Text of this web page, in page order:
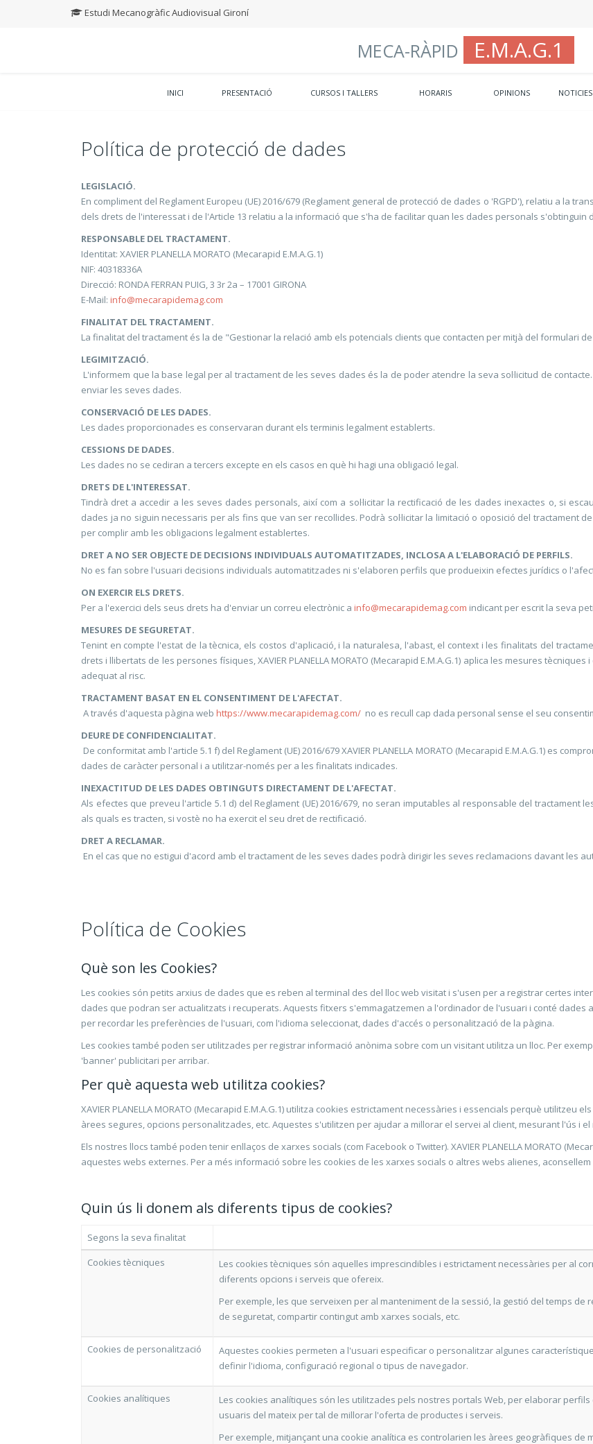
Estudi Mecanogràfic Audiovisual Gironí
MECA-RÀPID E.M.A.G.1
INICI PRESENTACIÓ CURSOS I TALLERS HORARIS OPINIONS NOTICIES
Política de protecció de dades
LEGISLACIÓ.
En compliment del Reglament Europeu (UE) 2016/679 (Reglament general de protecció de dades o 'RGPD'), relatiu a la
dels drets de l'interessat i de l'Article 13 relatiu a la informació que s'ha de facilitar quan les dades personals s'obtinguin
RESPONSABLE DEL TRACTAMENT.
Identitat: XAVIER PLANELLA MORATO (Mecarapid E.M.A.G.1)
NIF: 40318336A
Direcció: RONDA FERRAN PUIG, 3 3r 2a – 17001 GIRONA
E-Mail: info@mecarapidemag.com
FINALITAT DEL TRACTAMENT.
La finalitat del tractament és la de "Gestionar la relació amb els potencials clients que contacten per mitjà del formulari
LEGIMITZACIÓ.
L'informem que la base legal per al tractament de les seves dades és la de poder atendre la seva sol·licitud de
enviar les seves dades.
CONSERVACIÓ DE LES DADES.
Les dades proporcionades es conservaran durant els terminis legalment establerts.
CESSIONS DE DADES.
Les dades no se cediran a tercers excepte en els casos en què hi hagi una obligació legal.
DRETS DE L'INTERESSAT.
Tindrà dret a accedir a les seves dades personals, així com a sol·licitar la rectificació de les dades inexactes o, si
dades ja no siguin necessaris per als fins que van ser recollides. Podrà sol·licitar la limitació o oposició del tractament
per complir amb les obligacions legalment establertes.
DRET A NO SER OBJECTE DE DECISIONS INDIVIDUALS AUTOMATITZADES, INCLOSA A L'ELABORACIÓ DE PERFILS.
No es fan sobre l'usuari decisions individuals automatitzades ni s'elaboren perfils que produeixin efectes jurídics o
ON EXERCIR ELS DRETS.
Per a l'exercici dels seus drets ha d'enviar un correu electrònic a info@mecarapidemag.com indicant per escrit la seva
MESURES DE SEGURETAT.
Tenint en compte l'estat de la tècnica, els costos d'aplicació, i la naturalesa, l'abast, el context i les finalitats del
drets i llibertats de les persones físiques, XAVIER PLANELLA MORATO (Mecarapid E.M.A.G.1) aplica les mesures
adequat al risc.
TRACTAMENT BASAT EN EL CONSENTIMENT DE L'AFECTAT.
A través d'aquesta pàgina web https://www.mecarapidemag.com/ no es recull cap dada personal sense el seu
DEURE DE CONFIDENCIALITAT.
De conformitat amb l'article 5.1 f) del Reglament (UE) 2016/679 XAVIER PLANELLA MORATO (Mecarapid E.M.A.G.1) es
dades de caràcter personal i a utilitzar-només per a les finalitats indicades.
INEXACTITUD DE LES DADES OBTINGUTS DIRECTAMENT DE L'AFECTAT.
Als efectes que preveu l'article 5.1 d) del Reglament (UE) 2016/679, no seran imputables al responsable del
als quals es tracten, si vostè no ha exercit el seu dret de rectificació.
DRET A RECLAMAR.
En el cas que no estigui d'acord amb el tractament de les seves dades podrà dirigir les seves reclamacions davant les
Política de Cookies
Què son les Cookies?
Les cookies són petits arxius de dades que es reben al terminal des del lloc web visitat i s'usen per a registrar certes
dades que podran ser actualitzats i recuperats. Aquests fitxers s'emmagatzemen a l'ordinador de l'usuari i conté dades
per recordar les preferències de l'usuari, com l'idioma seleccionat, dades d'accés o personalització de la pàgina.
Les cookies també poden ser utilitzades per registrar informació anònima sobre com un visitant utilitza un lloc. Per
'banner' publicitari per arribar.
Per què aquesta web utilitza cookies?
XAVIER PLANELLA MORATO (Mecarapid E.M.A.G.1) utilitza cookies estrictament necessàries i essencials perquè
àrees segures, opcions personalitzades, etc. Aquestes s'utilitzen per ajudar a millorar el servei al client, mesurant l'ús i
Els nostres llocs també poden tenir enllaços de xarxes socials (com Facebook o Twitter). XAVIER PLANELLA MORATO
aquestes webs externes. Per a més informació sobre les cookies de les xarxes socials o altres webs alienes,
Quin ús li donem als diferents tipus de cookies?
Segons la seva finalitat
Cookies tècniques
Les cookies tècniques són aquelles imprescindibles i estrictament necessàries per al
diferents opcions i serveis que ofereix.
Per exemple, les que serveixen per al manteniment de la sessió, la gestió del temps
de seguretat, compartir contingut amb xarxes socials, etc.
Cookies de personalització
Aquestes cookies permeten a l'usuari especificar o personalitzar algunes
definir l'idioma, configuració regional o tipus de navegador.
Cookies analítiques
Les cookies analítiques són les utilitzades pels nostres portals Web, per elaborar
usuaris del mateix per tal de millorar l'oferta de productes i serveis.
Per exemple, mitjançant una cookie analítica es controlarien les àrees geogràfiques de